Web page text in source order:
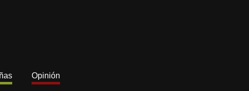
Opinión